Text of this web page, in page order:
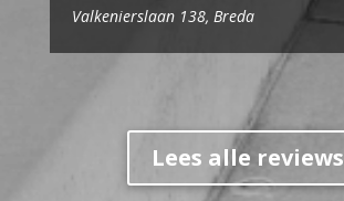
Valkenierslaan 138, Breda
Lees alle reviews